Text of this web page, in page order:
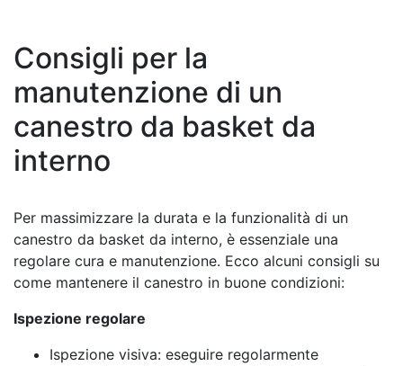
Consigli per la
manutenzione di un
canestro da basket da
interno
Per massimizzare la durata e la funzionalità di un
canestro da basket da interno, è essenziale una
regolare cura e manutenzione. Ecco alcuni consigli su
come mantenere il canestro in buone condizioni:
Ispezione regolare
Ispezione visiva: eseguire regolarmente